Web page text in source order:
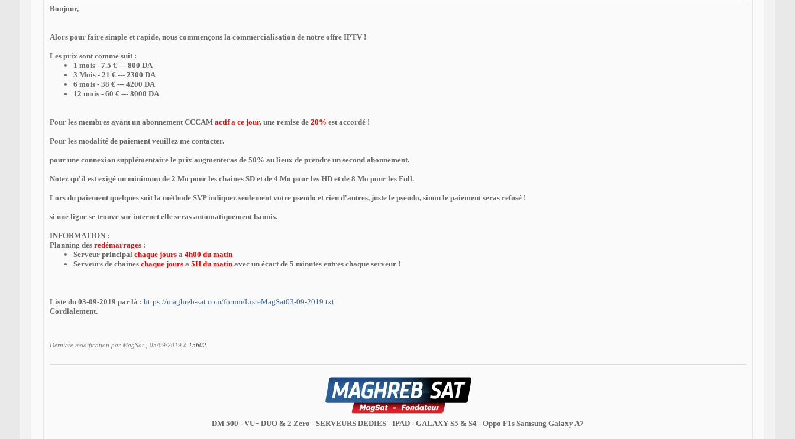
Bonjour,
Alors pour faire simple et rapide, nous commençons la commercialisation de notre offre IPTV !
Les prix sont comme suit :
1 mois - 7.5 € --- 800 DA
3 Mois - 21 € --- 2300 DA
6 mois - 38 € --- 4200 DA
12 mois - 60 € --- 8000 DA
Pour les membres ayant un abonnement CCCAM actif a ce jour, une remise de 20% est accordé !
Pour les modalité de paiement veuillez me contacter.
pour une connexion supplémentaire le prix augmenteras de 50% au lieux de prendre un second abonnement.
Notez qu'il est exigé un minimum de 2 Mo pour les chaines SD et de 4 Mo pour les HD et de 8 Mo pour les Full.
Lors du paiement quelques soit la méthode SVP indiquez seulement votre pseudo et rien d'autres, juste le pseudo, sinon le paiement seras refusé !
si une ligne se trouve sur internet elle seras automatiquement bannis.
INFORMATION :
Planning des redémarrages:
Serveur principal chaque joursa 4h00 du matin
Serveurs de chaines chaque joursa 5H du matin avec un écart de 5 minutes entres chaque serveur !
Liste du 03-09-2019 par là : https://maghreb-sat.com/forum/ListeMagSat03-09-2019.txt
Cordialement.
Dernière modification par MagSat ; 03/09/2019 à 15h02.
DM 500 - VU+ DUO & 2 Zero - SERVEURS DEDIES - IPAD - GALAXY S5 & S4 - Oppo F1s Samsung Galaxy A7